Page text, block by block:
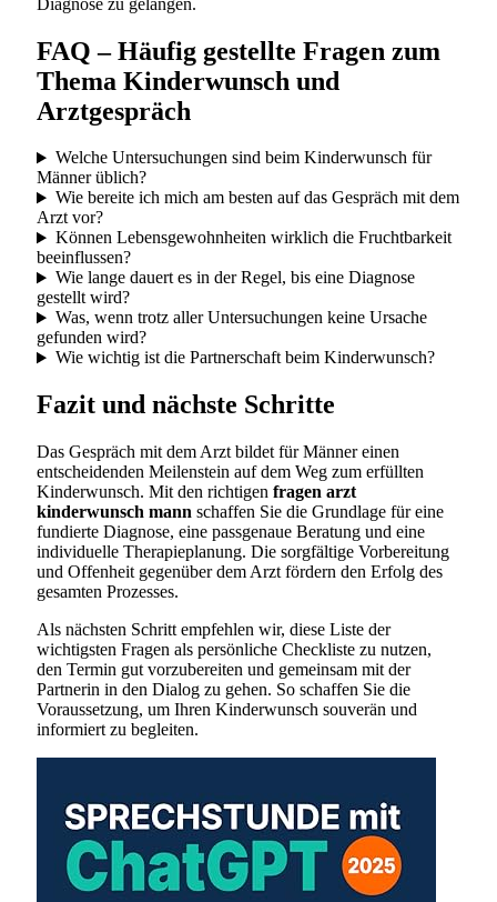
FAQ – Häufig gestellte Fragen zum
Thema Kinderwunsch und
Arztgespräch
Welche Untersuchungen sind beim Kinderwunsch für
Männer üblich?
Wie bereite ich mich am besten auf das Gespräch mit dem
Arzt vor?
Können Lebensgewohnheiten wirklich die Fruchtbarkeit
beeinflussen?
Wie lange dauert es in der Regel, bis eine Diagnose
gestellt wird?
Was, wenn trotz aller Untersuchungen keine Ursache
gefunden wird?
Wie wichtig ist die Partnerschaft beim Kinderwunsch?
Fazit und nächste Schritte
Das Gespräch mit dem Arzt bildet für Männer einen
entscheidenden Meilenstein auf dem Weg zum erfüllten
Kinderwunsch. Mit den richtigen fragen arzt
kinderwunsch mann schaffen Sie die Grundlage für eine
fundierte Diagnose, eine passgenaue Beratung und eine
individuelle Therapieplanung. Die sorgfältige Vorbereitung
und Offenheit gegenüber dem Arzt fördern den Erfolg des
gesamten Prozesses.
Als nächsten Schritt empfehlen wir, diese Liste der
wichtigsten Fragen als persönliche Checkliste zu nutzen,
den Termin gut vorzubereiten und gemeinsam mit der
Partnerin in den Dialog zu gehen. So schaffen Sie die
Voraussetzung, um Ihren Kinderwunsch souverän und
informiert zu begleiten.